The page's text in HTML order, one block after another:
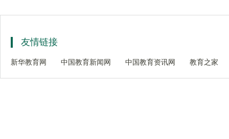
友情链接
新华教育网 中国教育新闻网 中国教育资讯网 教育之家